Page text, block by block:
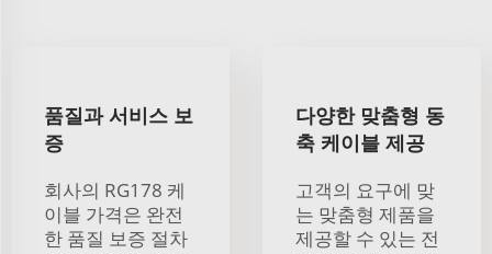
품질과 서비스 보
증
회사의 RG178 케
이블 가격은 완전
한 품질 보증 절차
다양한 맞춤형 동
축 케이블 제공
고객의 요구에 맞
는 맞춤형 제품을
제공할 수 있는 전